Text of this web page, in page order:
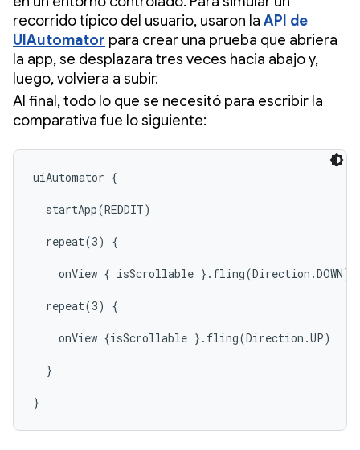
recorrido típico del usuario, usaron la API de
UIAutomator para crear una prueba que abriera
la app, se desplazara tres veces hacia abajo y,
luego, volviera a subir.
Al final, todo lo que se necesitó para escribir la
comparativa fue lo siguiente:
uiAutomator {
  startApp(REDDIT)
  repeat(3) {
onView { isScrollable }.fling(Direction.DOWN)
  repeat(3) {
    onView {isScrollable }.fling(Direction.UP)
  }
}